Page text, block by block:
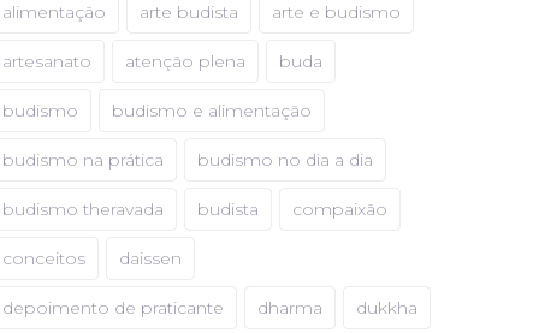
alimentação arte budista arte e budismo
artesanato atenção plena buda
budismo budismo e alimentação
budismo na prática budismo no dia a dia
budismo theravada budista compaixão
conceitos daissen
depoimento de praticante dharma dukkha